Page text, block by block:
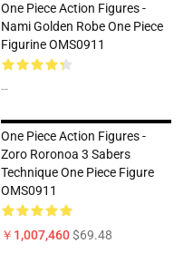
One Piece Action Figures -
Nami Golden Robe One Piece
Figurine OMS0911
--
One Piece Action Figures -
Zoro Roronoa 3 Sabers
Technique One Piece Figure
OMS0911
￥1,007,460$69.48